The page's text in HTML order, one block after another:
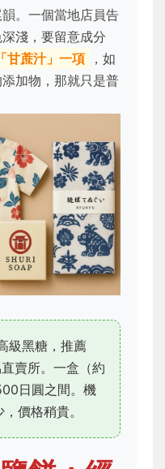
。一個當地店員告
淺，要留意成分
甘蔗汁」一項
，如
加物，那就只是普
級黑糖，推薦
直賣所。一盒（約
日圓之間。機
價格稍貴。